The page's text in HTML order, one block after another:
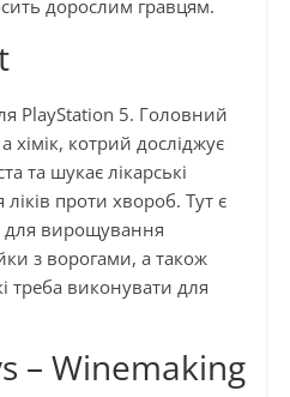
дорослим гравцям.
PlayStation 5. Головний
котрий досліджує
та шукає лікарські
проти хвороб. Тут є
для вирощування
з ворогами, а також
треба виконувати для
– Winemaking